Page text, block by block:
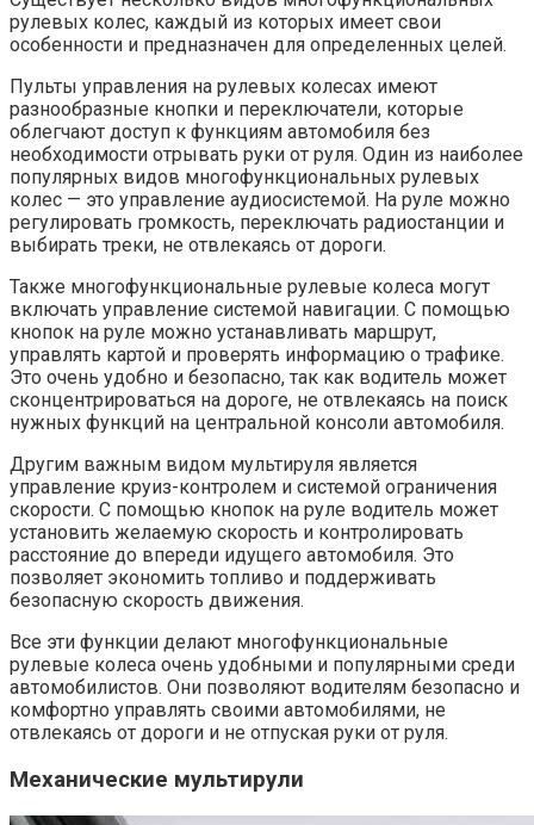
рулевых колес, каждый из которых имеет свои
особенности и предназначен для определенных целей.
Пульты управления на рулевых колесах имеют
разнообразные кнопки и переключатели, которые
облегчают доступ к функциям автомобиля без
необходимости отрывать руки от руля. Один из наиболее
популярных видов многофункциональных рулевых
колес — это управление аудиосистемой. На руле можно
регулировать громкость, переключать радиостанции и
выбирать треки, не отвлекаясь от дороги.
Также многофункциональные рулевые колеса могут
включать управление системой навигации. С помощью
кнопок на руле можно устанавливать маршрут,
управлять картой и проверять информацию о трафике.
Это очень удобно и безопасно, так как водитель может
сконцентрироваться на дороге, не отвлекаясь на поиск
нужных функций на центральной консоли автомобиля.
Другим важным видом мультируля является
управление круиз-контролем и системой ограничения
скорости. С помощью кнопок на руле водитель может
установить желаемую скорость и контролировать
расстояние до впереди идущего автомобиля. Это
позволяет экономить топливо и поддерживать
безопасную скорость движения.
Все эти функции делают многофункциональные
рулевые колеса очень удобными и популярными среди
автомобилистов. Они позволяют водителям безопасно и
комфортно управлять своими автомобилями, не
отвлекаясь от дороги и не отпуская руки от руля.
Механические мультирули